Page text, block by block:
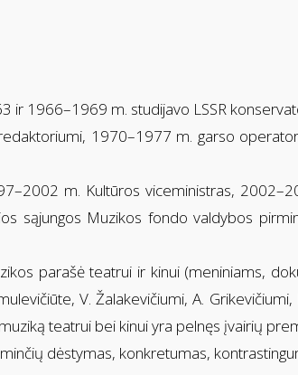
1966–1969 m. studijavo LSSR
1970–1977 m. garso
m. Kultūros viceministras,
sąjungos Muzikos fondo valdybos
parašė teatrui ir kinui (meniniams,
V. Žalakevičiumi, A.
teatrui bei kinui yra pelnęs įvairių
dėstymas, konkretumas,